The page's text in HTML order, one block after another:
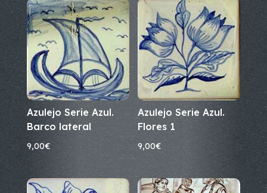
Azulejo Serie Azul.
Barco lateral
9,00€
Azulejo Serie Azul.
Flores 1
9,00€